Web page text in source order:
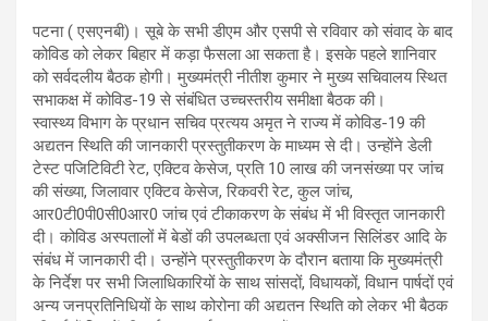
पटना ( एसएनबी)। सूबे के सभी डीएम और एसपी से रविवार को संवाद के बाद
कोविड को लेकर बिहार में कड़ा फैसला आ सकता है। इसके पहले शानिवार
को सर्वदलीय बैठक होगी। मुख्यमंत्री नीतीश कुमार ने मुख्य सचिवालय स्थित
सभाकक्ष में कोविड-19 से संबंधित उच्चस्तरीय समीक्षा बैठक की।
स्वास्थ्य विभाग के प्रधान सचिव प्रत्यय अमृत ने राज्य में कोविड-19 की
अद्यतन स्थिति की जानकारी प्रस्तुतीकरण के माध्यम से दी। उन्होंने डेली
टेस्ट पजिटिविटी रेट, एक्टिव केसेज, प्रति 10 लाख की जनसंख्या पर जांच
की संख्या, जिलावार एक्टिव केसेज, रिकवरी रेट, कुल जांच,
आर0टी0पी0सी0आर0 जांच एवं टीकाकरण के संबंध में भी विस्तृत जानकारी
दी। कोविड अस्पतालों में बेडों की उपलब्धता एवं अक्सीजन सिलिंडर आदि के
संबंध में जानकारी दी। उन्होंने प्रस्तुतीकरण के दौरान बताया कि मुख्यमंत्री
के निर्देश पर सभी जिलाधिकारियों के साथ सांसदों, विधायकों, विधान पार्षदों एवं
अन्य जनप्रतिनिधियों के साथ कोरोना की अद्यतन स्थिति को लेकर भी बैठक